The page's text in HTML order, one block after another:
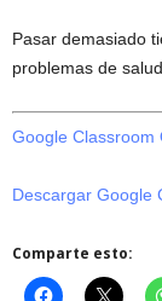
Pasar demasiado
problemas de salud.
Google Classroom
Descargar Google
Comparte esto: